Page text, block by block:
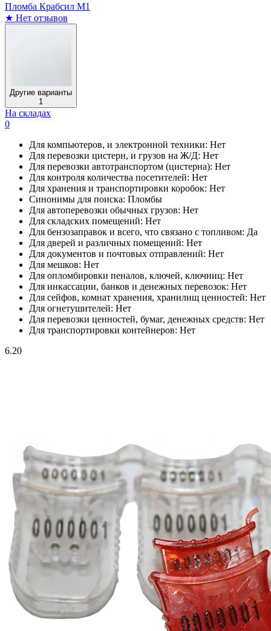
Пломба Крабсил М1
★ Нет отзывов
Другие варианты
1
На складах
0
Для компьютеров, и электронной техники: Нет
Для перевозки цистерн, и грузов на Ж/Д: Нет
Для перевозки автотранспортом (цистерна): Нет
Для контроля количества посетителей: Нет
Для хранения и транспортировки коробок: Нет
Синонимы для поиска: Пломбы
Для автоперевозки обычных грузов: Нет
Для складских помещений: Нет
Для бензозаправок и всего, что связано с топливом: Да
Для дверей и различных помещений: Нет
Для документов и почтовых отправлений: Нет
Для мешков: Нет
Для опломбировки пеналов, ключей, ключниц: Нет
Для инкассации, банков и денежных перевозок: Нет
Для сейфов, комнат хранения, хранилищ ценностей: Нет
Для огнетушителей: Нет
Для перевозки ценностей, бумаг, денежных средств: Нет
Для транспортировки контейнеров: Нет
6.20